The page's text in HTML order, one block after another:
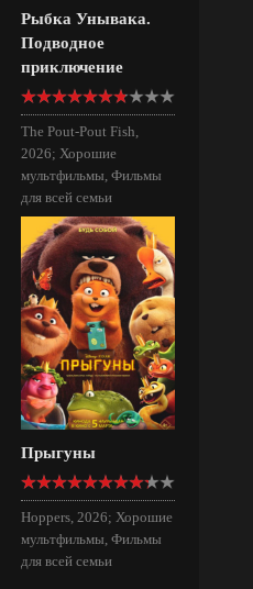
Рыбка Унывака.
Подводное
приключение
The Pout-Pout Fish,
2026; Хорошие
мультфильмы, Фильмы
для всей семьи
Прыгуны
Hoppers, 2026; Хорошие
мультфильмы, Фильмы
для всей семьи